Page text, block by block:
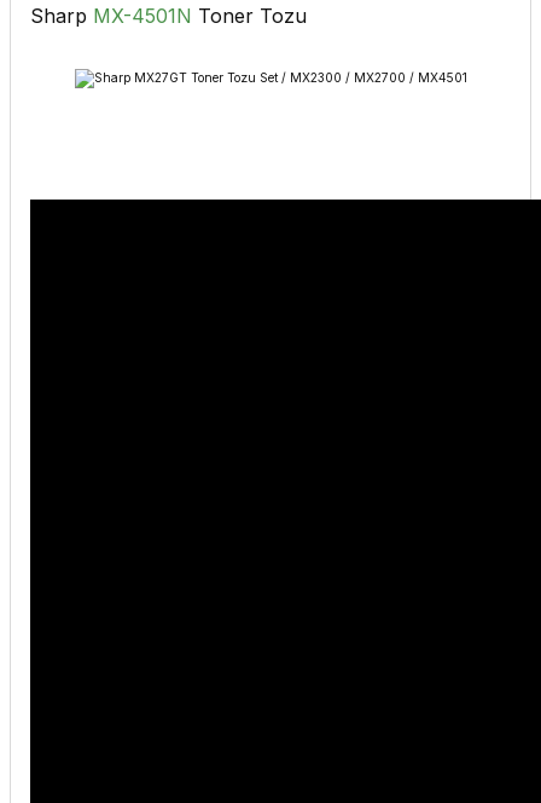
Sharp MX-4501N Toner Tozu